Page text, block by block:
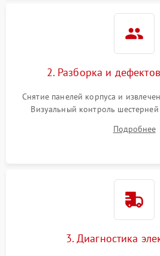
2. Разборка и
Снятие панелей корпуса и
Визуальный контроль
захвата, термопленки и
Проверка оптики сканера
Подробнее
3. Диагностика